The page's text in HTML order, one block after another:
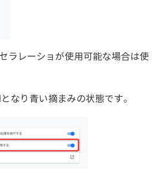
ラレーショが使用可能な場合は使
なり青い摘まみの状態です。